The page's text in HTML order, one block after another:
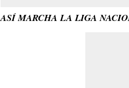
ASÍ MARCHA LA LIGA